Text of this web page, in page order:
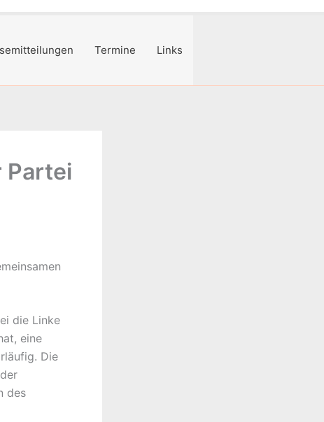
Termine Links
Partei
die Linke
eine
Die
des